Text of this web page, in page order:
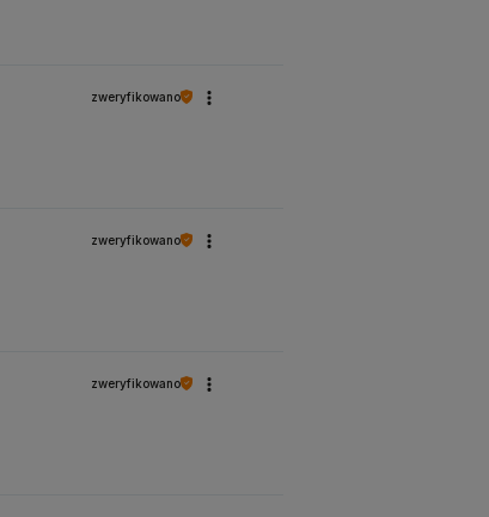
zweryfikowano
zweryfikowano
zweryfikowano